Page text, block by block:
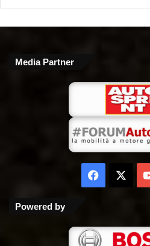
Media Partner
Facebook
Powered by